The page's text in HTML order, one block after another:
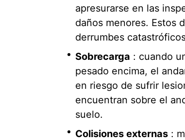
apresurarse en las
daños menores. Estos
derrumbes
Sobrecarga : cuando
pesado encima, el
en riesgo de sufrir
encuentran sobre el
suelo.
Colisiones externas :